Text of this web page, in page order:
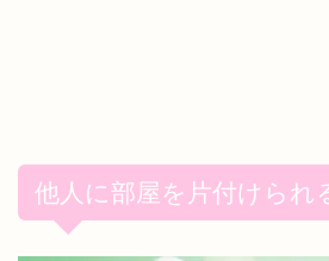
他人に部屋を片付けられ